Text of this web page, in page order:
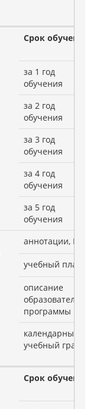
Срок обучения:
за 1 год
обучения
за 2 год
обучения
за 3 год
обучения
за 4 год
обучения
за 5 год
обучения
аннотации, РПД
учебный план
описание
образовательной
программы
календарный
учебный график
Срок обучения: